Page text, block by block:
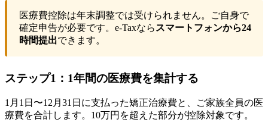
医療費控除は年末調整では受けられません。ご自身で
確定申告が必要です。e-Taxなら スマートフォンから24
時間提出できます。
ステップ1：1年間の医療費を集計する
1月1日〜12月31日に支払った矯正治療費と、ご家族全員の医
療費を合計します。10万円を超えた部分が控除対象です。